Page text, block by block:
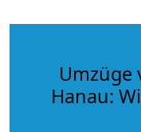
Umzüge
Hanau: